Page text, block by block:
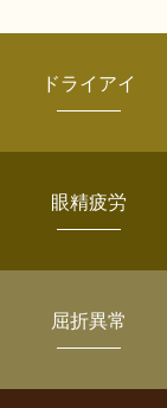
ドライアイ
眼精疲労
屈折異常